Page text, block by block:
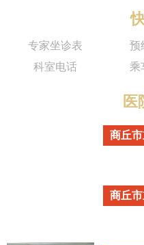
专家坐诊表 预
科室电话
乘
医